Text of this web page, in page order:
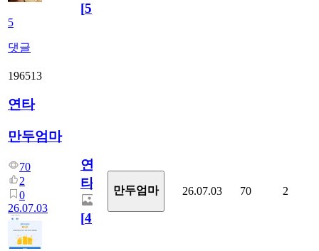
5
댓글
[5]
196513
연타
만두엄마
70
2
0
26.07.03
연
타
[4]
만두엄마 26.07.03 70 2